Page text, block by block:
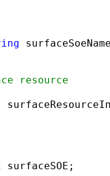
resource
surfaceSOE;